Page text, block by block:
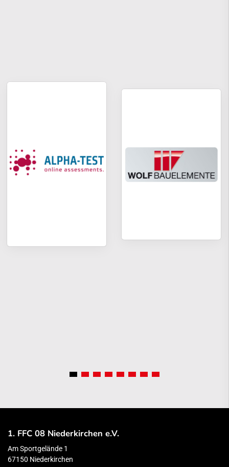
1. FFC 08 Niederkirchen e.V.
Am Sportgelände 1
67150 Niederkirchen